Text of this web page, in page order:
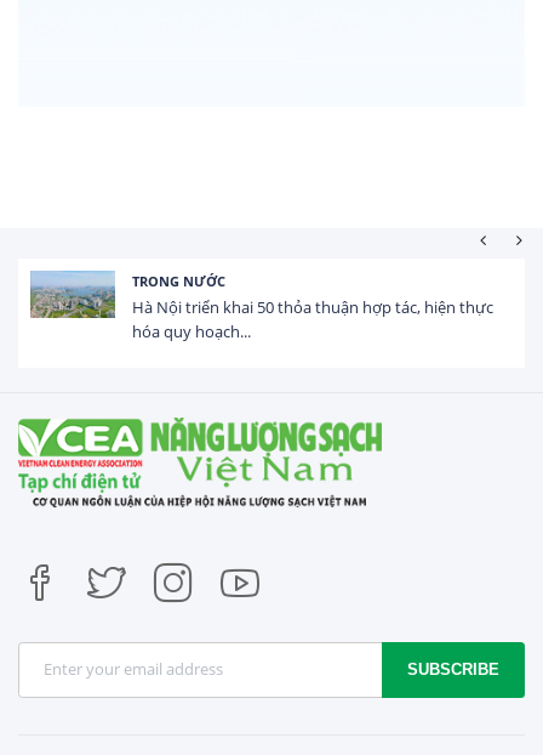
TRONG NƯỚC
Hà Nội triển khai 50 thỏa thuận hợp tác, hiện thực
hóa quy hoạch...
SUBSCRIBE